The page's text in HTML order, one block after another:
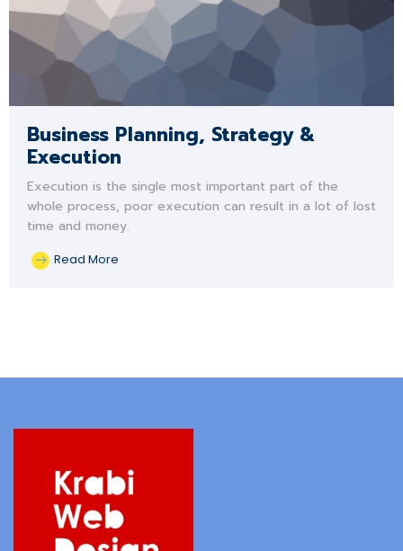
Business Planning, Strategy &
Execution
Execution is the single most important part of the
whole process, poor execution can result in a lot of lost
time and money.
Read More